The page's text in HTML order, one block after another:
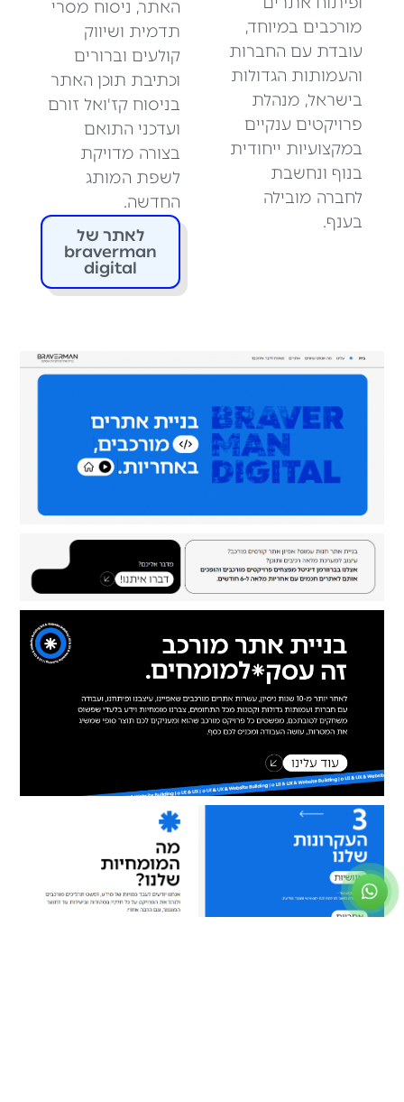
מורכבים במיוחד,
עובדת עם החברות
והעמותות הגדולות
בישראל, מנהלת
פרויקטים ענקיים
במקצועיות ייחודית
בנוף ונחשבת
לחברה מובילה
בענף.
האתר, ניסוח מסרי
תדמית ושיווק
קולעים וברורים
וכתיבת תוכן האתר
בניסוח קז'ואל זורם
ועדכני התואם
בצורה מדויקת
לשפת המותג
החדשה.
לאתר של
braverman
digital